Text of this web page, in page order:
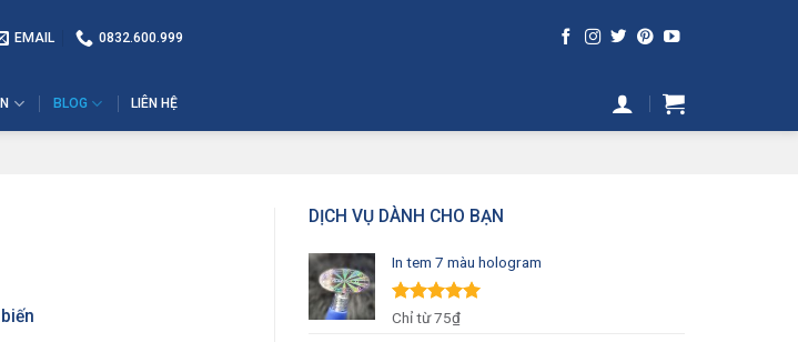
EMAIL 0832.600.999
BLOG LIÊN HỆ
DỊCH VỤ DÀNH CHO BẠN
In tem 7 màu hologram
Được xếp
Chỉ từ75₫